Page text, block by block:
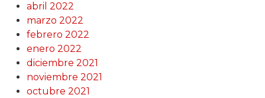
abril 2022
marzo 2022
febrero 2022
enero 2022
diciembre 2021
noviembre 2021
octubre 2021